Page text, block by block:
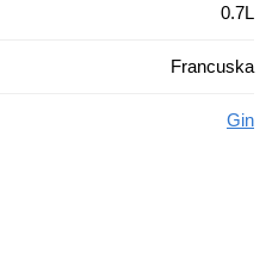
0.7L
Francuska
Gin